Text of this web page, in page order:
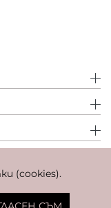
(cookies).
BGN